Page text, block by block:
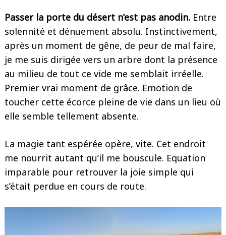
Passer la porte du désert n’est pas anodin. Entre
solennité et dénuement absolu. Instinctivement,
après un moment de gêne, de peur de mal faire,
je me suis dirigée vers un arbre dont la présence
au milieu de tout ce vide me semblait irréelle.
Premier vrai moment de grâce. Emotion de
toucher cette écorce pleine de vie dans un lieu où
elle semble tellement absente.
La magie tant espérée opère, vite. Cet endroit
me nourrit autant qu’il me bouscule. Equation
imparable pour retrouver la joie simple qui
s’était perdue en cours de route.